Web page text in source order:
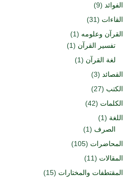
الفوائد (9)
القاءات (31)
القرآن وعلومه (1)
تفسير القرآن (1)
لغة القرآن (1)
القصائد (3)
الكتب (27)
الكلمات (42)
اللغة (1)
الصرف (1)
المحاضرات (105)
المقالات (11)
المقتطفات والمختارات (15)